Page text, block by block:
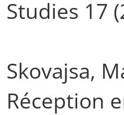
Studies 17
Skovajsa,
Réception